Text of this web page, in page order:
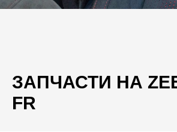
ЗАПЧАСТИ НА
FR